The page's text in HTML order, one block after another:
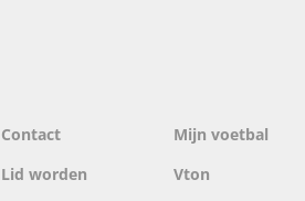
Contact
Lid worden
Mijn voetbal
Vton